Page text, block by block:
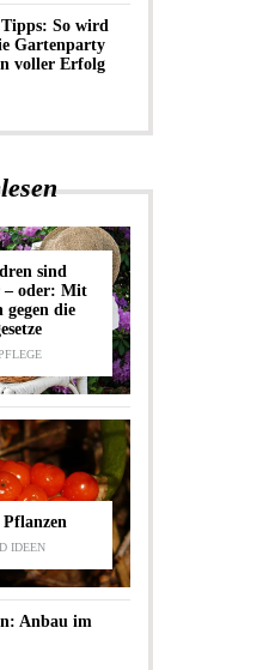
So wird
Gartenparty
voller Erfolg
sind
– oder: Mit
gegen die
IDEEN
Anbau im